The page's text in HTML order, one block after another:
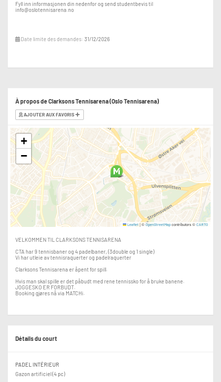
Fyll inn informasjonen din nedenfor og send studentbevis til
info@oslotennisarena.no
Date limite des demandes: 31/12/2026
À propos de Clarksons Tennisarena (Oslo Tennisarena)
AJOUTER AUX FAVORIS
+
−
Leaflet |© OpenStreetMap contributors © CARTO
VELKOMMEN TIL CLARKSONS TENNISARENA
CTA har 9 tennisbaner og 4 padelbaner, (3double og 1 single)
Vi har utleie av tennisraquerter og padelraquerter
Clarksons Tennisarena er åpent for spill.
Hvis man skal spille er det påbudt med rene tennissko for å bruke banene.
JOGGESKO ER FORBUDT.
Booking gjøres nå via MATCHi.
Détails du court
PADEL INTÉRIEUR
Gazon artificiel (4 pc)